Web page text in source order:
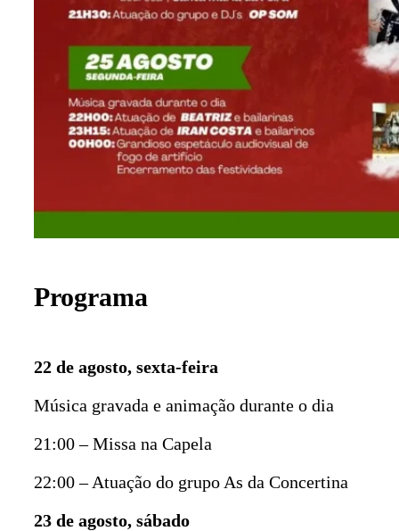
Programa
22 de agosto, sexta-feira
Música gravada e animação durante o dia
21:00 – Missa na Capela
22:00 – Atuação do grupo As da Concertina
23 de agosto, sábado